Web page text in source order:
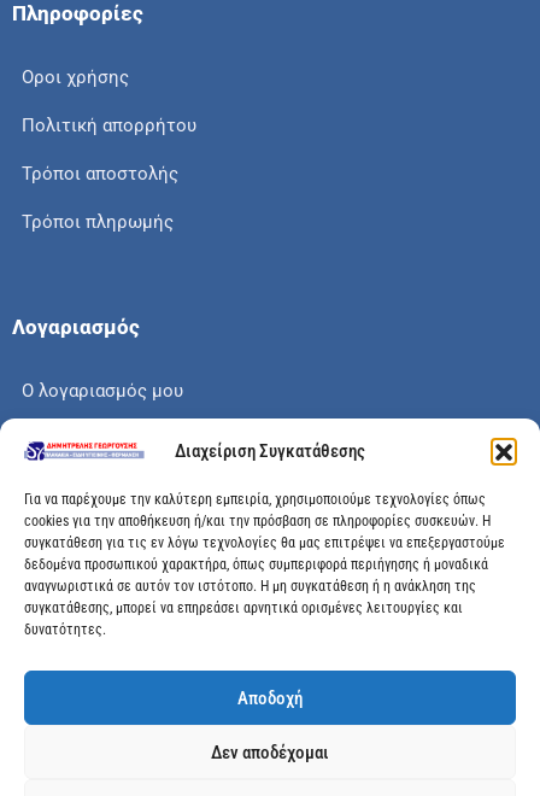
Διαχείριση Συγκατάθεσης
Για να παρέχουμε την καλύτερη εμπειρία, χρησιμοποιούμε τεχνολογίες όπως
cookies για την αποθήκευση ή/και την πρόσβαση σε πληροφορίες συσκευών. Η
συγκατάθεση για τις εν λόγω τεχνολογίες θα μας επιτρέψει να επεξεργαστούμε
δεδομένα προσωπικού χαρακτήρα, όπως συμπεριφορά περιήγησης ή μοναδικά
αναγνωριστικά σε αυτόν τον ιστότοπο. Η μη συγκατάθεση ή η ανάκληση της
συγκατάθεσης, μπορεί να επηρεάσει αρνητικά ορισμένες λειτουργίες και
δυνατότητες.
Αποδοχή
Δεν αποδέχομαι
Πληροφορίες
Οροι χρήσης
Πολιτική απορρήτου
Τρόποι αποστολής
Τρόποι πληρωμής
Λογαριασμός
Ο λογαριασμός μου
Το καλάθι μου
Check out
Διεύθυνση
Μεγάλης Χώρας 89, Αγρίνιο, Τ.Κ: 30100
info@dimitrelis-georgousis.gr